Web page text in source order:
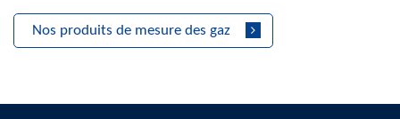
Nos produits de mesure des gaz